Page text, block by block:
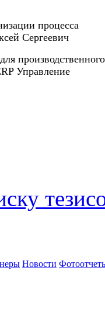
процесса
Сергеевич
производственного
Управление
Новости